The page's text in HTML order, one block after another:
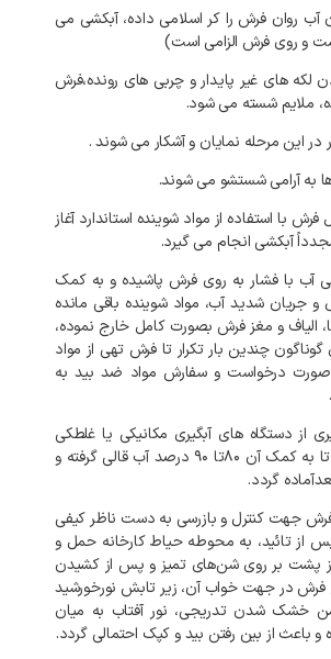
آب روان فرش را کر اسلامی داده، آبکشی می
و روی فرش الزامی است)
لکه های غیر پایدار و چربی های رونده،فرش
ملایم شسته می شود.
با استفاده از مواد شوینده استاندارد آغاز
آبکشی انجام می گیرد.
آب با فشار به روی فرش پاشیده و به کمک
جریان شدید آب، مواد شوینده باقی مانده
الیاف و مغز فرش بصورت کامل خارج نموده،
گوناگون چندین بار تکرار تا فرش تهی از مواد
درخواست و سفارش مواد ضد بید به
از دستگاه های آبگیری مکانیکی یا غلطکی
استفاده می شود تا به کمک آن ۸۰تا ۹۰ درصد آب قالی گرفته و
گردد.
فرش جهت کنترل و بازرسی به دست ناظر کیفی
از تائید، به محوطه حیاط کارخانه حمل و
پشت بر روی شن‌های تمیز و پس از کشیدن
در جهت خواب آن، زیر تابش نورخورشید
خشک شدن تدریجی، نور آفتاب به میان
و باعث از بین رفتن بید و کپک احتمالی گردد.